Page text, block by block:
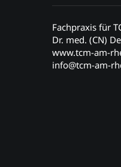
Fachpraxis für
Dr. med. (CN)
www.tcm-am-
info@tcm-am-